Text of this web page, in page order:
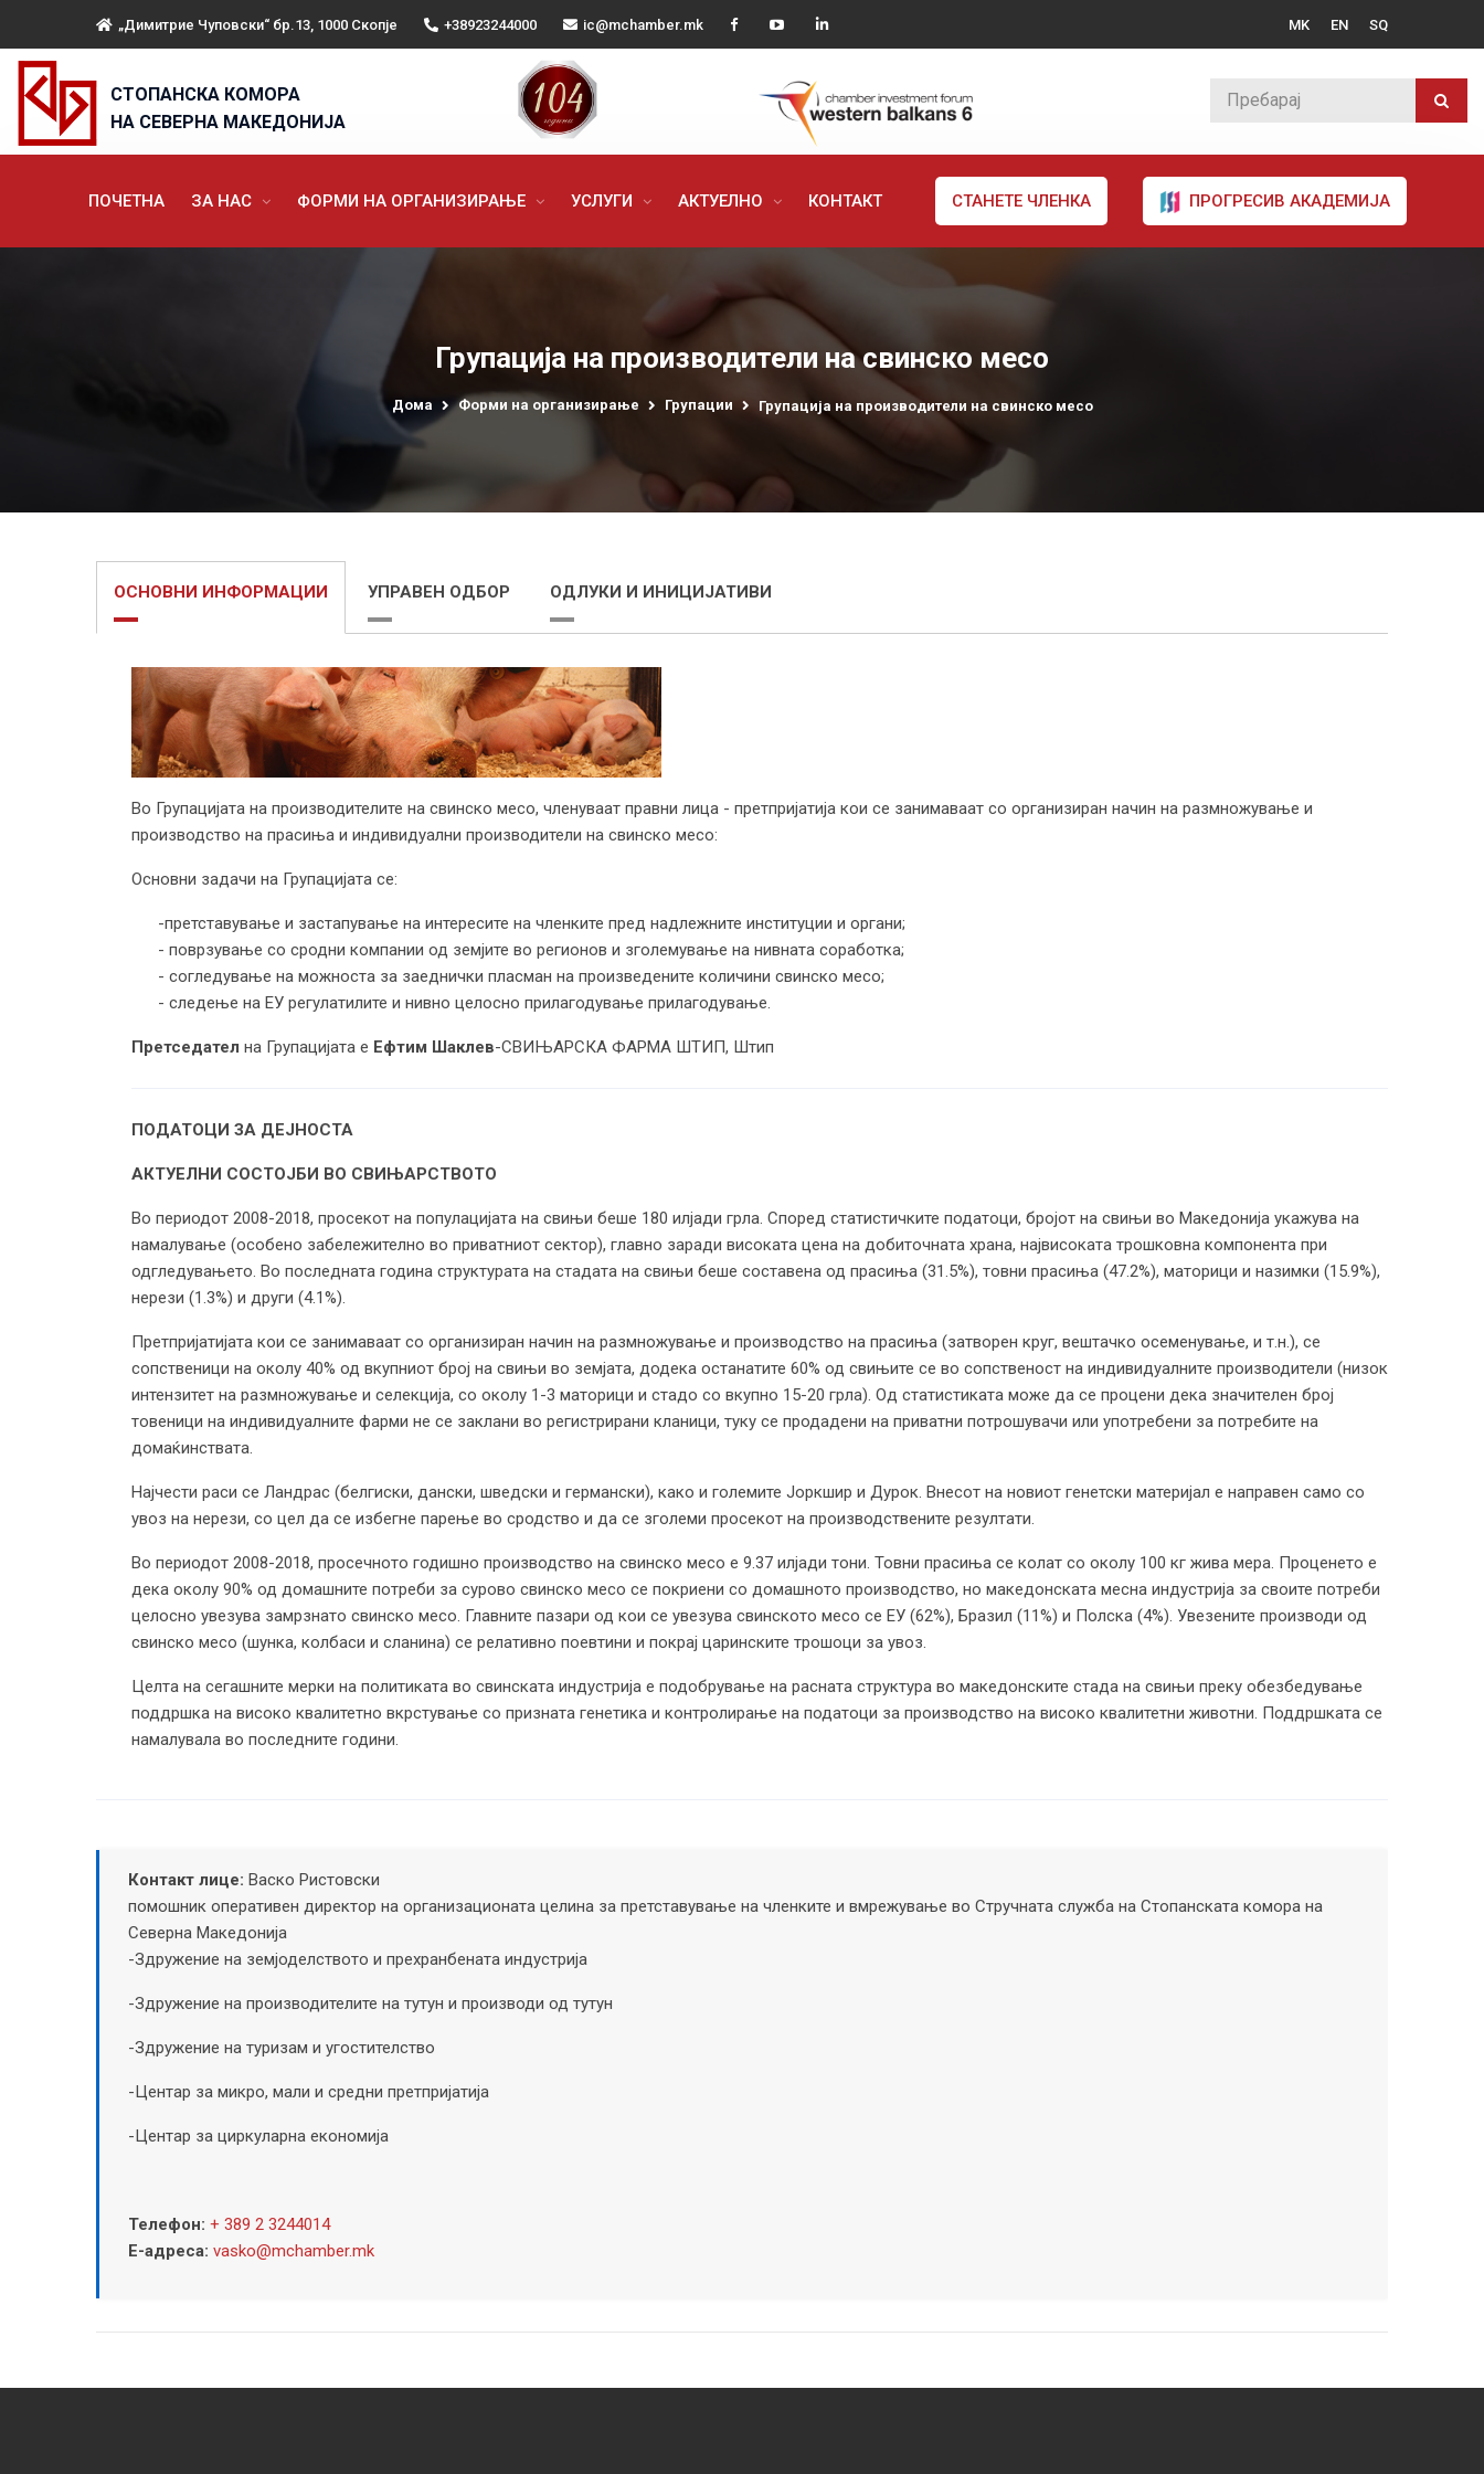
„Димитрие Чуповски“ бр.13, 1000 Скопје +38923244000 ic@mchamber.mk MK EN SQ
СТОПАНСКА КОМОРА
НА СЕВЕРНА МАКЕДОНИЈА
ПОЧЕТНА ЗА НАС ФОРМИ НА ОРГАНИЗИРАЊЕ УСЛУГИ АКТУЕЛНО КОНТАКТ СТАНЕТЕ ЧЛЕНКА ПРОГРЕСИВ АКАДЕМИЈА
Групација на производители на свинско месо
Дома Форми на организирање Групации Групација на производители на свинско месо
ОСНОВНИ ИНФОРМАЦИИ УПРАВЕН ОДБОР ОДЛУКИ И ИНИЦИЈАТИВИ
Во Групацијата на производителите на свинско месо, членуваат правни лица - претпријатија кои се занимаваат со организиран начин на размножување и
производство на прасиња и индивидуални производители на свинско месо:
Основни задачи на Групацијата се:
-претставување и застапување на интересите на членките пред надлежните институции и органи;
- поврзување со сродни компании од земјите во регионов и зголемување на нивната соработка;
- согледување на можноста за заеднички пласман на произведените количини свинско месо;
- следење на ЕУ регулатилите и нивно целосно прилагодување прилагодување.
Претседател на Групацијата е Ефтим Шаклев-СВИЊАРСКА ФАРМА ШТИП, Штип
ПОДАТОЦИ ЗА ДЕЈНОСТА
АКТУЕЛНИ СОСТОЈБИ ВО СВИЊАРСТВОТО
Во периодот 2008-2018, просекот на популацијата на свињи беше 180 илјади грла. Според статистичките податоци, бројот на свињи во Македонија укажува на
намалување (особено забележително во приватниот сектор), главно заради високата цена на добиточната храна, највисоката трошковна компонента при
одгледувањето. Во последната година структурата на стадата на свињи беше составена од прасиња (31.5%), товни прасиња (47.2%), маторици и назимки (15.9%),
нерези (1.3%) и други (4.1%).
Претпријатијата кои се занимаваат со организиран начин на размножување и производство на прасиња (затворен круг, вештачко осеменување, и т.н.), се
сопственици на околу 40% од вкупниот број на свињи во земјата, додека останатите 60% од свињите се во сопственост на индивидуалните производители (низок
интензитет на размножување и селекција, со околу 1-3 маторици и стадо со вкупно 15-20 грла). Од статистиката може да се процени дека значителен број
товеници на индивидуалните фарми не се заклани во регистрирани кланици, туку се продадени на приватни потрошувачи или употребени за потребите на
домаќинствата.
Најчести раси се Ландрас (белгиски, дански, шведски и германски), како и големите Јоркшир и Дурок. Внесот на новиот генетски материјал е направен само со
увоз на нерези, со цел да се избегне парење во сродство и да се зголеми просекот на производствените резултати.
Во периодот 2008-2018, просечното годишно производство на свинско месо е 9.37 илјади тони. Товни прасиња се колат со околу 100 кг жива мера. Проценето е
дека околу 90% од домашните потреби за сурово свинско месо се покриени со домашното производство, но македонската месна индустрија за своите потреби
целосно увезува замрзнато свинско месо. Главните пазари од кои се увезува свинското месо се ЕУ (62%), Бразил (11%) и Полска (4%). Увезените производи од
свинско месо (шунка, колбаси и сланина) се релативно поевтини и покрај царинските трошоци за увоз.
Целта на сегашните мерки на политиката во свинската индустрија е подобрување на расната структура во македонските стада на свињи преку обезбедување
поддршка на високо квалитетно вкрстување со призната генетика и контролирање на податоци за производство на високо квалитетни животни. Поддршката се
намалувала во последните години.
Контакт лице: Васко Ристовски
помошник оперативен директор на организационата целина за претставување на членките и вмрежување во Стручната служба на Стопанската комора на
Северна Македонија
-Здружение на земјоделството и прехранбената индустрија
-Здружение на производителите на тутун и производи од тутун
-Здружение на туризам и угостителство
-Центар за микро, мали и средни претпријатија
-Центар за циркуларна економија
Телефон: + 389 2 3244014
Е-адреса: vasko@mchamber.mk